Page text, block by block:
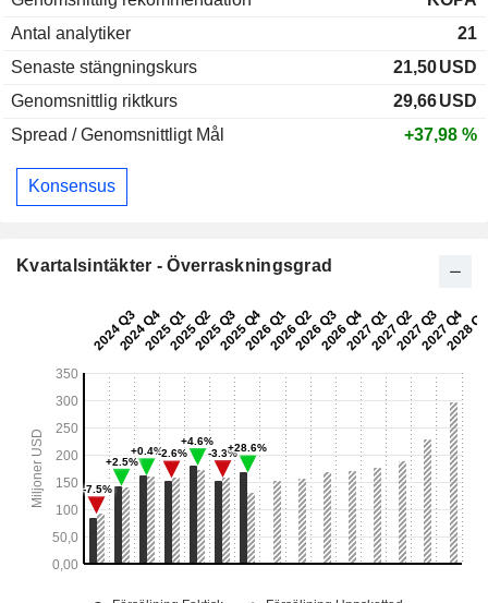
Antal analytiker
21
Senaste stängningskurs
21,50USD
Genomsnittlig riktkurs
29,66USD
Spread / Genomsnittligt Mål
+37,98 %
Konsensus
Kvartalsintäkter - Överraskningsgrad